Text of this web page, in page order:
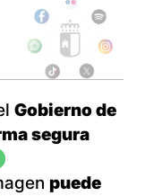
Gobierno de
segura
puede